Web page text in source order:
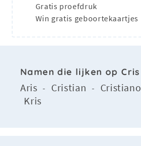
Gratis proefdruk
Win gratis geboortekaartjes
Namen die lijken op Cris
Aris - Cristian - Cristiano
Kris